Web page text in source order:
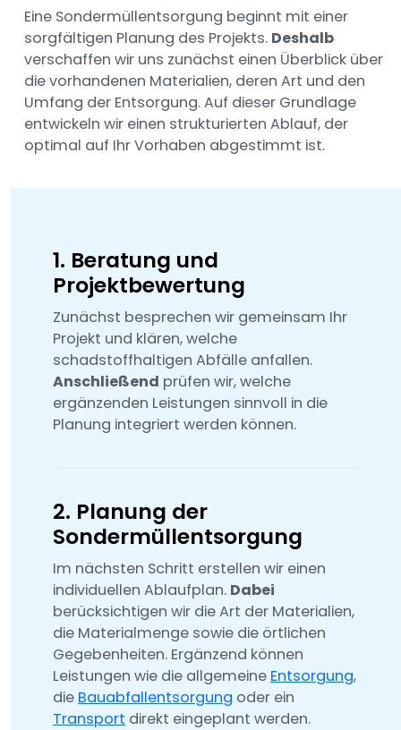
Eine Sondermüllentsorgung beginnt mit einer
sorgfältigen Planung des Projekts. Deshalb
verschaffen wir uns zunächst einen Überblick über
die vorhandenen Materialien, deren Art und den
Umfang der Entsorgung. Auf dieser Grundlage
entwickeln wir einen strukturierten Ablauf, der
optimal auf Ihr Vorhaben abgestimmt ist.
1. Beratung und
Projektbewertung
Zunächst besprechen wir gemeinsam Ihr
Projekt und klären, welche
schadstoffhaltigen Abfälle anfallen.
Anschließend prüfen wir, welche
ergänzenden Leistungen sinnvoll in die
Planung integriert werden können.
2. Planung der
Sondermüllentsorgung
Im nächsten Schritt erstellen wir einen
individuellen Ablaufplan. Dabei
berücksichtigen wir die Art der Materialien,
die Materialmenge sowie die örtlichen
Gegebenheiten. Ergänzend können
Leistungen wie die allgemeine Entsorgung,
die Bauabfallentsorgung oder ein
Transport direkt eingeplant werden.